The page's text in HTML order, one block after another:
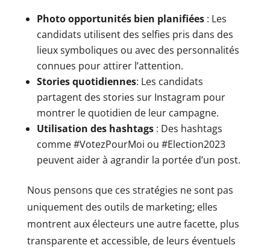
Photo opportunités bien planifiées: Les
candidats utilisent des selfies pris dans des
lieux symboliques ou avec des personnalités
connues pour attirer l’attention.
Stories quotidiennes: Les candidats
partagent des stories sur Instagram pour
montrer le quotidien de leur campagne.
Utilisation des hashtags: Des hashtags
comme #VotezPourMoi ou #Election2023
peuvent aider à agrandir la portée d’un post.
Nous pensons que ces stratégies ne sont pas
uniquement des outils de marketing; elles
montrent aux électeurs une autre facette, plus
transparente et accessible, de leurs éventuels